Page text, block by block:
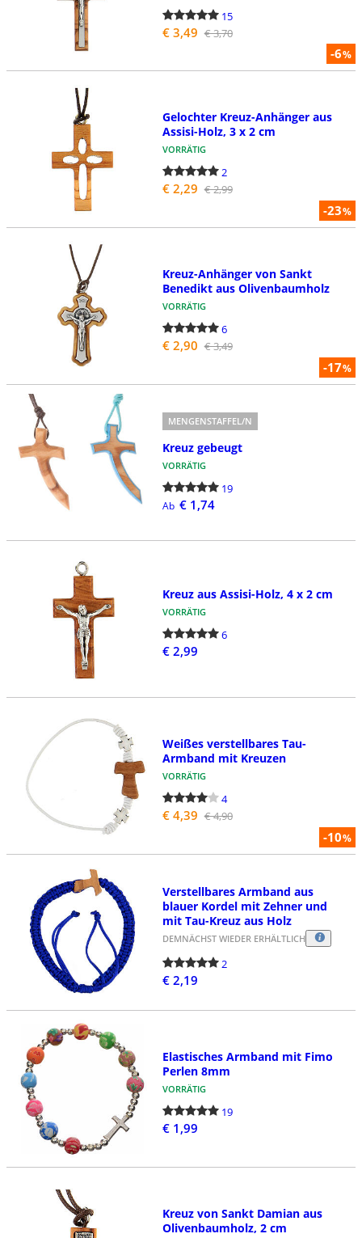
-6%
15
€ 3,49 € 3,70
-23%
Gelochter Kreuz-Anhänger aus
Assisi-Holz, 3 x 2 cm
VORRÄTIG
2
€ 2,29 € 2,99
-17%
Kreuz-Anhänger von Sankt
Benedikt aus Olivenbaumholz
VORRÄTIG
6
€ 2,90 € 3,49
MENGENSTAFFEL/N
Kreuz gebeugt
VORRÄTIG
19
Ab € 1,74
Kreuz aus Assisi-Holz, 4 x 2 cm
VORRÄTIG
6
€ 2,99
-10%
Weißes verstellbares Tau-
Armband mit Kreuzen
VORRÄTIG
4
€ 4,39 € 4,90
Verstellbares Armband aus
blauer Kordel mit Zehner und
mit Tau-Kreuz aus Holz
DEMNÄCHST WIEDER ERHÄLTLICH
2
€ 2,19
Elastisches Armband mit Fimo
Perlen 8mm
VORRÄTIG
19
€ 1,99
Kreuz von Sankt Damian aus
Olivenbaumholz, 2 cm